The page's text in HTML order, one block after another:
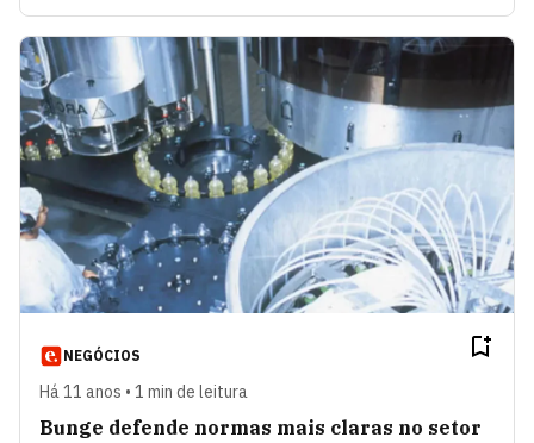
NEGÓCIOS
Há 11 anos • 1 min de leitura
Bunge defende normas mais claras no setor